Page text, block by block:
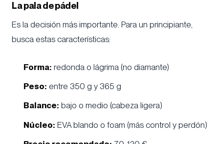
La pala de pádel
Es la decisión más importante. Para un principiante,
busca estas características:
Forma: redonda o lágrima (no diamante)
Peso: entre 350 g y 365 g
Balance: bajo o medio (cabeza ligera)
Núcleo: EVA blando o foam (más control y perdón)